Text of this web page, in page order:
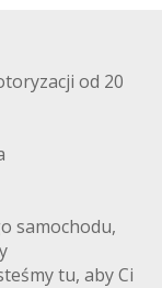
od 20
samochodu,
tu, aby Ci